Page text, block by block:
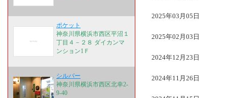
ポケット
神奈川県横浜市西区平沼１
丁目４－２８ ダイカンマ
ンション1Ｆ
シルバー
神奈川県横浜市西区北幸2-
9-40
2025年03月05日
2025年02月03日
2024年12月23日
2024年11月26日